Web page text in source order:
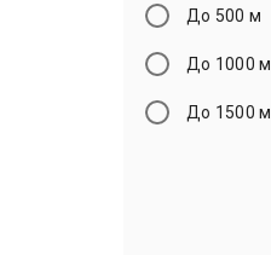
До 500 м
До 1000 м
До 1500 м